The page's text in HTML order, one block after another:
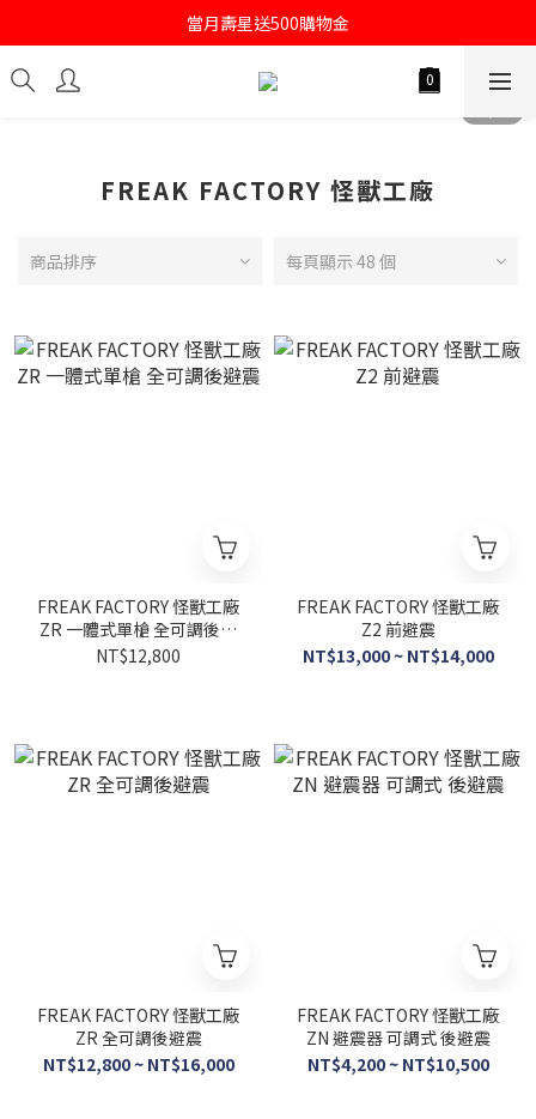
註冊會員即送購物金100
當月壽星送500購物金
註冊會員即送購物金100
FREAK FACTORY 怪獸工廠
商品排序 每頁顯示 48 個
FREAK FACTORY 怪獸工廠
ZR 一體式單槍 全可調後避
震
NT$12,800
FREAK FACTORY 怪獸工廠
Z2 前避震
NT$13,000 ~ NT$14,000
FREAK FACTORY 怪獸工廠
ZR 全可調後避震
NT$12,800 ~ NT$16,000
FREAK FACTORY 怪獸工廠
ZN 避震器 可調式 後避震
NT$4,200 ~ NT$10,500